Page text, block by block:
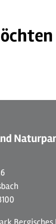
/ Das Bergische